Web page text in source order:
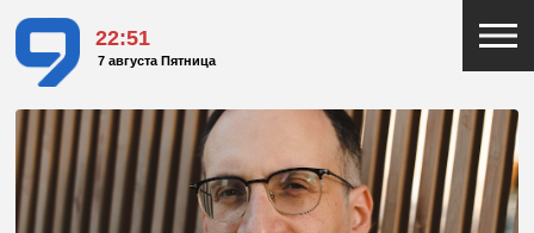
22:51
7 августа Пятница